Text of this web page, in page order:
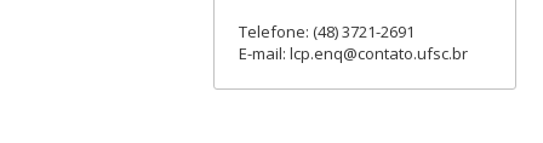
Telefone: (48) 3721-2691
E-mail: lcp.enq@contato.ufsc.br